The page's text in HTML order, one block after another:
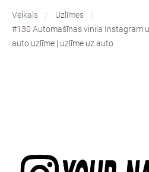
Veikals
Uzlīmes
#130 Automašīnas vinila Instagram
auto uzlīme | uzlīme uz auto